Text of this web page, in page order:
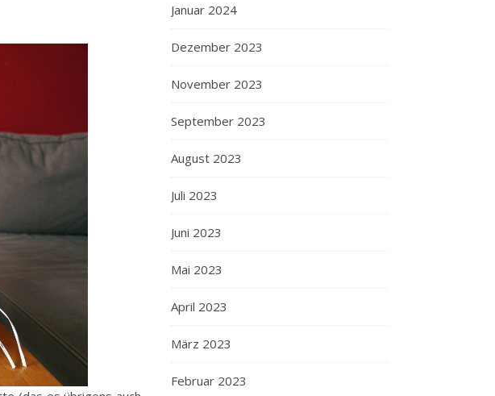
Januar 2024
Dezember 2023
November 2023
September 2023
August 2023
Juli 2023
Juni 2023
Mai 2023
April 2023
März 2023
Februar 2023